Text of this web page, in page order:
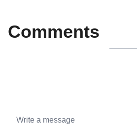
Comments